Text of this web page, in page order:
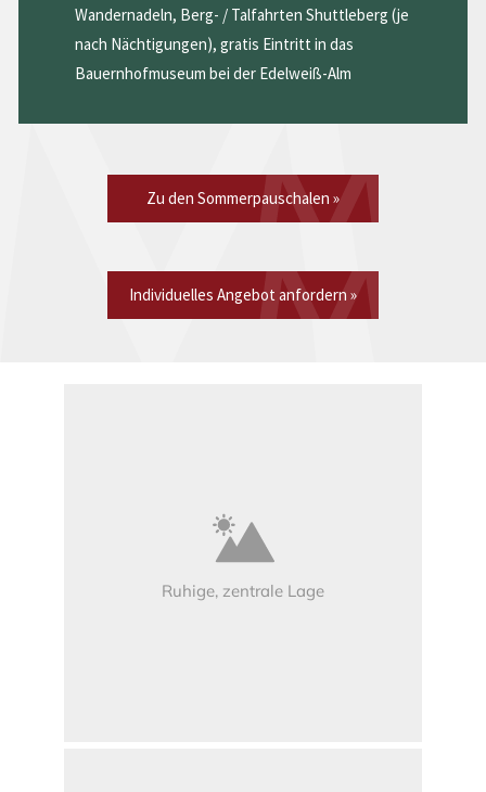
Wandernadeln, Berg- / Talfahrten Shuttleberg (je
nach Nächtigungen), gratis Eintritt in das
Bauernhofmuseum bei der Edelweiß-Alm
Zu den Sommerpauschalen »
Individuelles Angebot anfordern »
Ruhige, zentrale Lage